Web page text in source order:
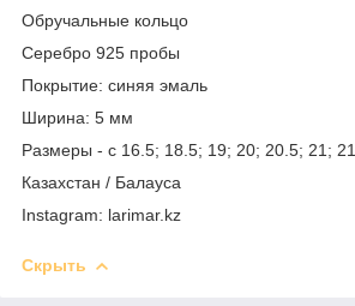
Обручальные кольцо
Серебро 925 пробы
Покрытие: синяя эмаль
Ширина: 5 мм
Размеры - с 16.5; 18.5; 19; 20; 20.5; 21;
Казахстан / Балауса
Instagram: larimar.kz
Скрыть